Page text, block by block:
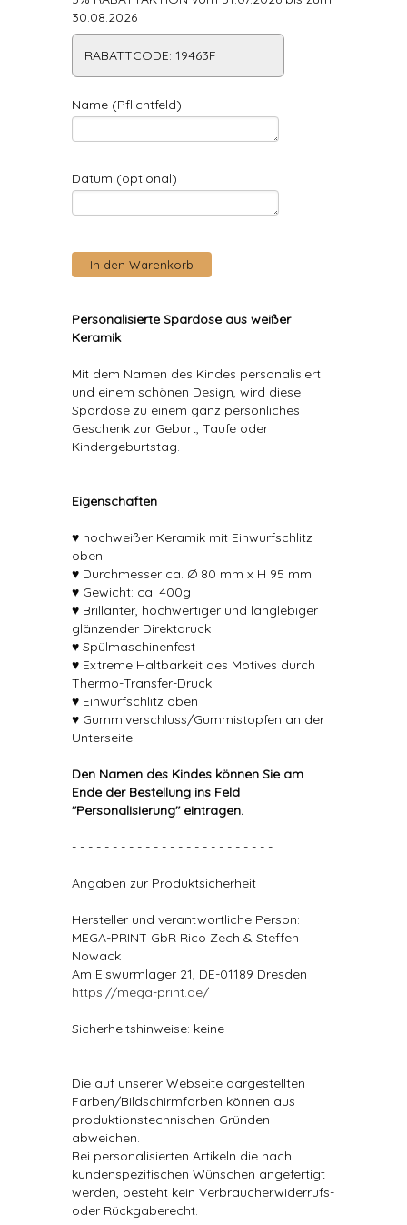
30.08.2026
RABATTCODE: 19463F
Name (Pflichtfeld)
Datum (optional)
Personalisierte Spardose aus weißer
Keramik
Mit dem Namen des Kindes personalisiert
und einem schönen Design, wird diese
Spardose zu einem ganz persönliches
Geschenk zur Geburt, Taufe oder
Kindergeburtstag.
Eigenschaften
♥ hochweißer Keramik mit Einwurfschlitz
oben
♥ Durchmesser ca. Ø 80 mm x H 95 mm
♥ Gewicht: ca. 400g
♥ Brillanter, hochwertiger und langlebiger
glänzender Direktdruck
♥ Spülmaschinenfest
♥ Extreme Haltbarkeit des Motives durch
Thermo-Transfer-Druck
♥ Einwurfschlitz oben
♥ Gummiverschluss/Gummistopfen an der
Unterseite
Den Namen des Kindes können Sie am
Ende der Bestellung ins Feld
"Personalisierung" eintragen.
- - - - - - - - - - - - - - - - - - - - - - - - -
Angaben zur Produktsicherheit
Hersteller und verantwortliche Person:
MEGA-PRINT GbR Rico Zech & Steffen
Nowack
Am Eiswurmlager 21, DE-01189 Dresden
https://mega-print.de/
Sicherheitshinweise: keine
Die auf unserer Webseite dargestellten
Farben/Bildschirmfarben können aus
produktionstechnischen Gründen
abweichen.
Bei personalisierten Artikeln die nach
kundenspezifischen Wünschen angefertigt
werden, besteht kein Verbraucherwiderrufs-
oder Rückgaberecht.